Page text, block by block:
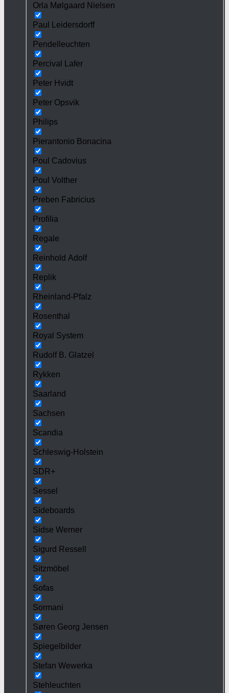
Orla Mølgaard Nielsen
Paul Leidersdorff
Pendelleuchten
Percival Lafer
Peter Hvidt
Peter Opsvik
Philips
Pierantonio Bonacina
Poul Cadovius
Poul Volther
Preben Fabricius
Profilia
Regale
Reinhold Adolf
Replik
Rheinland-Pfalz
Rosenthal
Royal System
Rudolf B. Glatzel
Rykken
Saarland
Sachsen
Scandia
Schleswig-Holstein
SDR+
Sessel
Sideboards
Sidse Werner
Sigurd Ressell
Sitzmöbel
Sofas
Sormani
Søren Georg Jensen
Spiegelbilder
Stefan Wewerka
Stehleuchten